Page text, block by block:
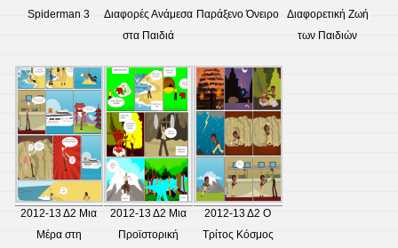
Spiderman 3
Διαφορές Ανάμεσα
στα Παιδιά
Παράξενο Όνειρο
Διαφορετική Ζωή
των Παιδιών
2012-13 Δ2 Μια
Μέρα στη
2012-13 Δ2 Μια
Προϊστορική
2012-13 Δ2 Ο
Τρίτος Κόσμος